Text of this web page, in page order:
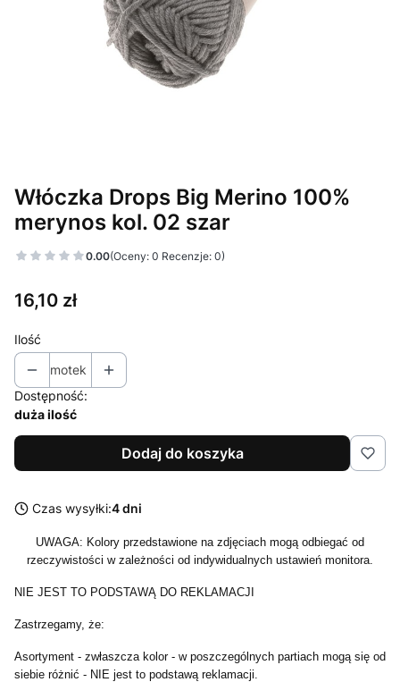
Włóczka Drops Big Merino 100%
merynos kol. 02 szar
0.00(Oceny: 0 Recenzje: 0)
Cena
16,10 zł
Ilość
motek
Dostępność:
duża ilość
Dodaj do koszyka
Czas wysyłki:4 dni
UWAGA: Kolory przedstawione na zdjęciach mogą odbiegać od
rzeczywistości w zależności od indywidualnych ustawień monitora.
NIE JEST TO PODSTAWĄ DO REKLAMACJI
Zastrzegamy, że:
Asortyment - zwłaszcza kolor - w poszczególnych partiach mogą się od
siebie różnić - NIE jest to podstawą reklamacji.